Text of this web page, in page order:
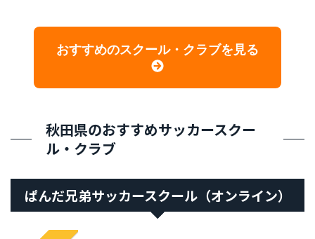
おすすめのスクール・クラブを見る
秋田県のおすすめサッカースクー
ル・クラブ
ぱんだ兄弟サッカースクール（オンライン）